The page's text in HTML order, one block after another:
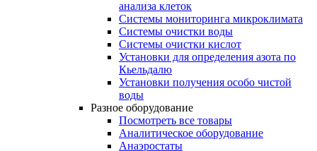
анализа клеток
Системы мониторинга микроклимата
Системы очистки воды
Системы очистки кислот
Установки для определения азота по
Кьельдалю
Установки получения особо чистой
воды
Разное оборудование
Посмотреть все товары
Аналитическое оборудование
Анаэростаты